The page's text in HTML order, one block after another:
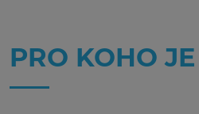
PRO KOHO